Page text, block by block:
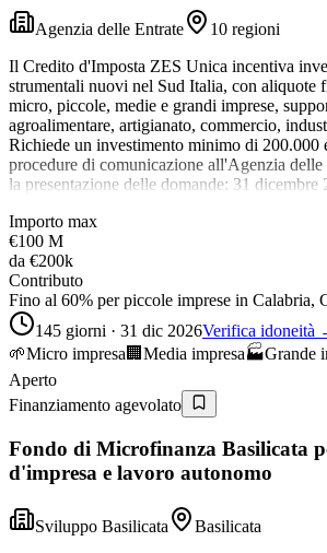
Agenzia delle Entrate
10 regioni
Il Credito d'Imposta ZES Unica incentiva
strumentali nuovi nel Sud Italia, con aliquote
micro, piccole, medie e grandi imprese,
agroalimentare, artigianato, commercio,
Richiede un investimento minimo di 200.000
procedure di comunicazione all'Agenzia delle
la presentazione delle domande: 31 dicembre
Importo max
€100 M
da €200k
Contributo
Fino al 60% per piccole imprese in Calabria,
145 giorni · 31 dic 2026Verifica idoneità
🌱Micro impresa 🏢 Media impresa🏭Grande
Aperto
Finanziamento agevolato
Fondo di Microfinanza Basilicata
d'impresa e lavoro autonomo
Sviluppo Basilicata
Basilicata